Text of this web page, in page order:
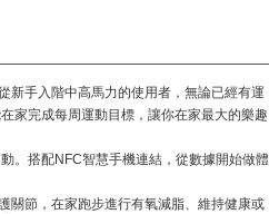
新手入階中高馬力的使用者，無論已經有運
家完成每周運動目標，讓你在家最大的樂趣
。搭配NFC智慧手機連結，從數據開始做體
關節，在家跑步進行有氧減脂、維持健康或